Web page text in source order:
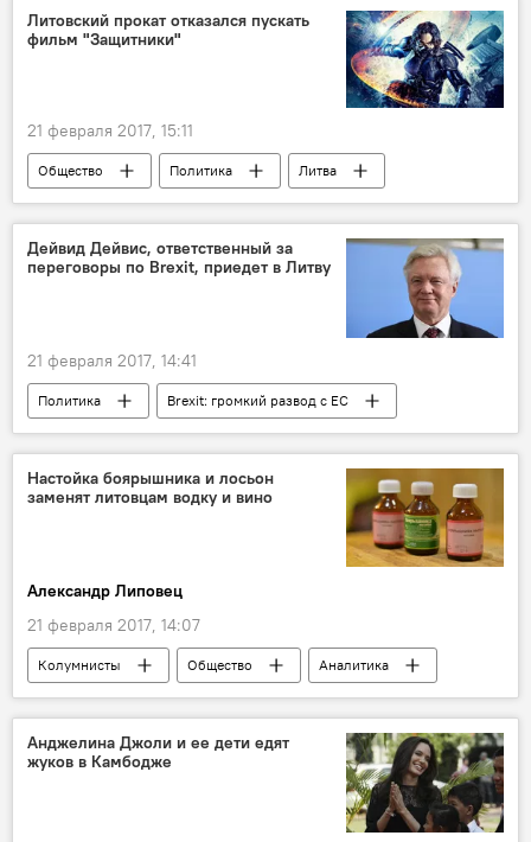
Литовский прокат отказался пускать
фильм "Защитники"
21 февраля 2017, 15:11
Общество Политика
Литва
фильм
кино
запрет
"Защитники"
Дейвид Дейвис, ответственный за
переговоры по Brexit, приедет в Литву
21 февраля 2017, 14:41
Политика
Brexit: громкий развод с ЕС
Общество
Литва
Саулюс Сквернялис
ЕС
Brexit
Настойка боярышника и лосьон
заменят литовцам водку и вино
Александр Липовец
21 февраля 2017, 14:07
Колумнисты Общество
Аналитика
Литва
акциз пьянство
Анджелина Джоли и ее дети едят
жуков в Камбодже